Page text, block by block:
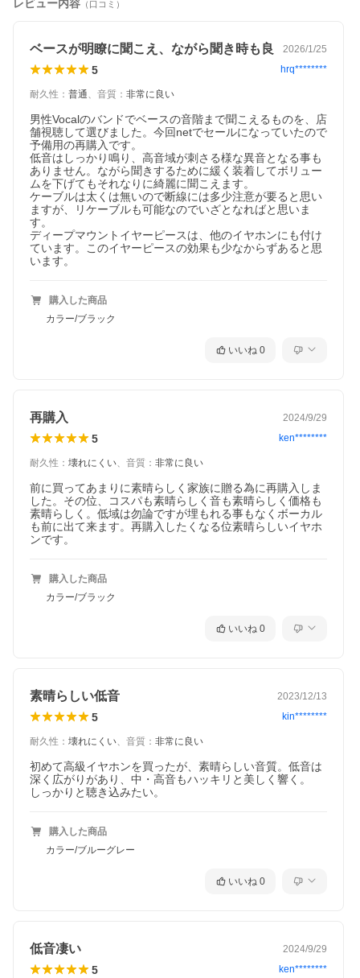
レビュー内容 （口コミ）
ベースが明瞭に聞こえ、ながら聞き時も良 2026/1/25
5 hrq********
耐久性 ： 普通、 音質 ： 非常に良い
男性Vocalのバンドでベースの音階まで聞こえるものを、店
舗視聴して選びました。今回netでセールになっていたので
予備用の再購入です。
低音はしっかり鳴り、高音域が刺さる様な異音となる事も
ありません。ながら聞きするために緩く装着してボリュー
ムを下げてもそれなりに綺麗に聞こえます。
ケーブルは太くは無いので断線には多少注意が要ると思い
ますが、リケーブルも可能なのでいざとなればと思いま
す。
ディープマウントイヤーピースは、他のイヤホンにも付け
ています。このイヤーピースの効果も少なからずあると思
います。
購入した商品
カラー/ブラック
いいね 0
再購入 2024/9/29
5 ken********
耐久性 ： 壊れにくい、 音質 ： 非常に良い
前に買ってあまりに素晴らしく家族に贈る為に再購入しま
した。その位、コスパも素晴らしく音も素晴らしく価格も
素晴らしく。低域は勿論ですが埋もれる事もなくボーカル
も前に出て来ます。再購入したくなる位素晴らしいイヤホ
ンです。
購入した商品
カラー/ブラック
いいね 0
素晴らしい低音 2023/12/13
5 kin********
耐久性 ： 壊れにくい、 音質 ： 非常に良い
初めて高級イヤホンを買ったが、素晴らしい音質。低音は
深く広がりがあり、中・高音もハッキリと美しく響く。
しっかりと聴き込みたい。
購入した商品
カラー/ブルーグレー
いいね 0
低音凄い 2024/9/29
5 ken********